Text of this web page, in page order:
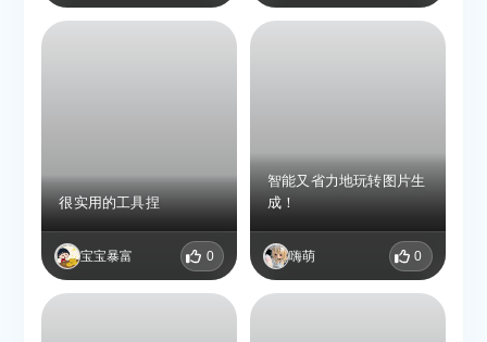
很实用的工具捏
宝宝暴富 0
智能又省力地玩转图片生
成！
嗨萌 0